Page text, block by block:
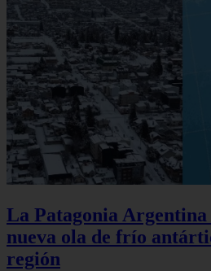
La Patagonia
nueva ola de frío
región